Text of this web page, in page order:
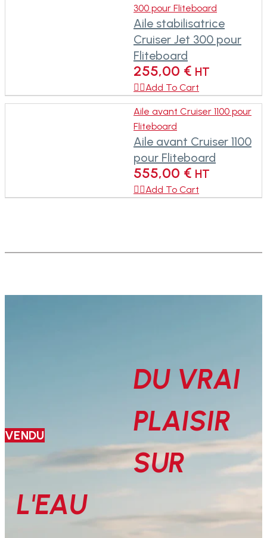
VENDU
300 pour Fliteboard
Aile stabilisatrice
Cruiser Jet 300 pour
Fliteboard
255,00 € HT
Add To Cart
Aile avant Cruiser 1100 pour
Fliteboard
Aile avant Cruiser 1100
pour Fliteboard
555,00 € HT
Add To Cart
DU VRAI
PLAISIR
SUR
L'EAU